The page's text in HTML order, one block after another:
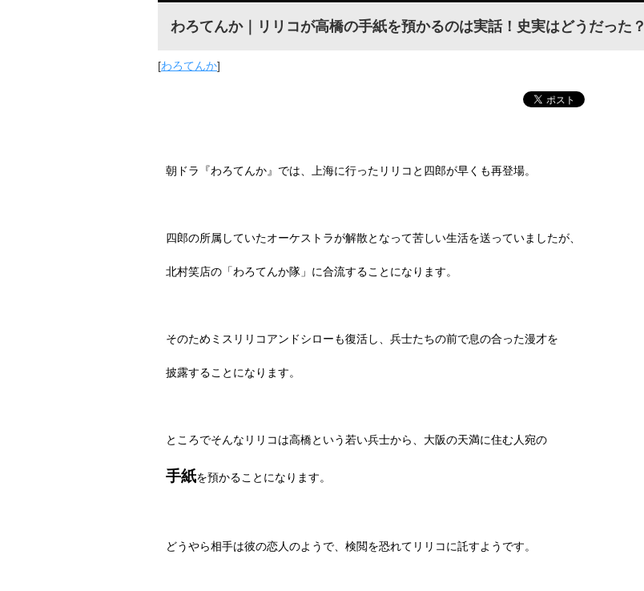
わろてんか｜リリコが高橋の手紙を預かるのは実話！史実はどうだった？
[わろてんか]
朝ドラ『わろてんか』では、上海に行ったリリコと四郎が早くも再登場。
四郎の所属していたオーケストラが解散となって苦しい生活を送っていましたが、
北村笑店の「わろてんか隊」に合流することになります。
そのためミスリリコアンドシローも復活し、兵士たちの前で息の合った漫才を
披露することになります。
ところでそんなリリコは高橋という若い兵士から、大阪の天満に住む人宛の
手紙を預かることになります。
どうやら相手は彼の恋人のようで、検閲を恐れてリリコに託すようです。